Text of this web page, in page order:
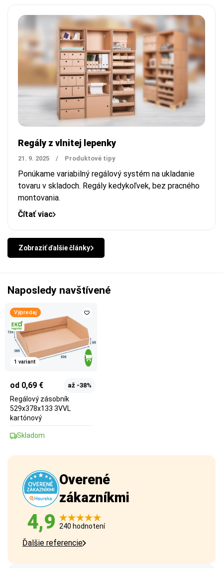
Regály z vlnitej lepenky
21. 9. 2025 / Produktové tipy
Ponúkame variabilný regálový systém na ukladanie
tovaru v skladoch. Regály kedykoľvek, bez pracného
montovania.
Čítať viac
Zobraziť ďalšie články
Naposledy navštívené
Výpredaj
1 variant
od 0,69 € až -38%
Regálový zásobník
529x378x133 3VVL
kartónový
Skladom
Overené
zákazníkmi
4,9 240 hodnotení
Ďalšie referencie